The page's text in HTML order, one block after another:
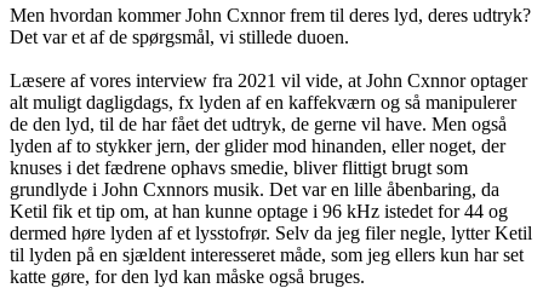
Men hvordan kommer John Cxnnor frem til deres lyd, deres udtryk?
Det var et af de spørgsmål, vi stillede duoen.
Læsere af vores interview fra 2021 vil vide, at John Cxnnor optager
alt muligt dagligdags, fx lyden af en kaffekværn og så manipulerer
de den lyd, til de har fået det udtryk, de gerne vil have. Men også
lyden af to stykker jern, der glider mod hinanden, eller noget, der
knuses i det fædrene ophavs smedie, bliver flittigt brugt som
grundlyde i John Cxnnors musik. Det var en lille åbenbaring, da
Ketil fik et tip om, at han kunne optage i 96 kHz istedet for 44 og
dermed høre lyden af et lysstofrør. Selv da jeg filer negle, lytter Ketil
til lyden på en sjældent interesseret måde, som jeg ellers kun har set
katte gøre, for den lyd kan måske også bruges.